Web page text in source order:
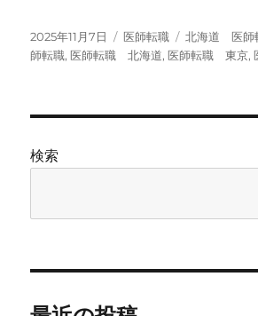
投
稿
2025年11月7日
カ
テ
医師転職
タ
グ
北海道 医師
師転職, 医師転職 北海道, 医師転職 東京,
検索